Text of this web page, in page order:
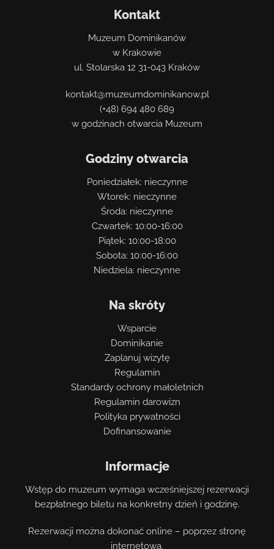
Kontakt
Muzeum Dominikanów
w Krakowie
ul. Stolarska 12 31-043 Kraków
kontakt@muzeumdominikanow.pl
(+48) 694 480 689
w godzinach otwarcia Muzeum
Godziny otwarcia
Poniedziałek: nieczynne
Wtorek: nieczynne
Środa: nieczynne
Czwartek: 10:00-16:00
Piątek: 10:00-18:00
Sobota: 10:00-16:00
Niedziela: nieczynne
Na skróty
Wsparcie
Dominikanie
Zaplanuj wizytę
Regulamin
Standardy ochrony małoletnich
Regulamin darowizn
Polityka prywatności
Dofinansowanie
Informacje
Wstęp do muzeum wymaga wcześniejszej rezerwacji
bezpłatnego biletu na konkretny dzień i godzinę.
Rezerwacji można dokonać online – poprzez stronę
internetową.